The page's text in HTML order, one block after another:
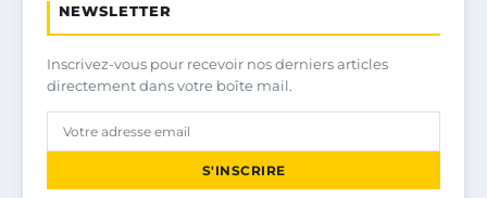
NEWSLETTER
Inscrivez-vous pour recevoir nos derniers articles
directement dans votre boîte mail.
S'INSCRIRE